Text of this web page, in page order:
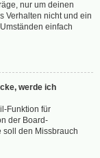
nur um deinen
Verhalten nicht und ein
einfach
werde ich
Funktion für
der Board-
soll den Missbrauch